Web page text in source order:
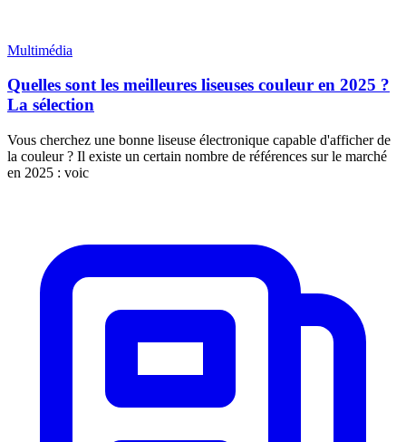
Multimédia
Quelles sont les meilleures liseuses couleur en 2025 ?
La sélection
Vous cherchez une bonne liseuse électronique capable d'afficher de
la couleur ? Il existe un certain nombre de références sur le marché
en 2025 : voic